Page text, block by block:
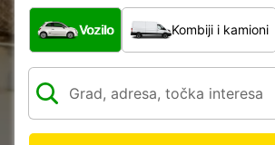
Koja vrsta vozila?
Vozilo Kombiji i kamioni